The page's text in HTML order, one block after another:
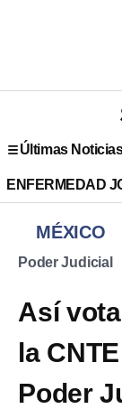
Últimas
ENFERMEDAD
MÉXICO
Poder Judicial
Así
la
Poder